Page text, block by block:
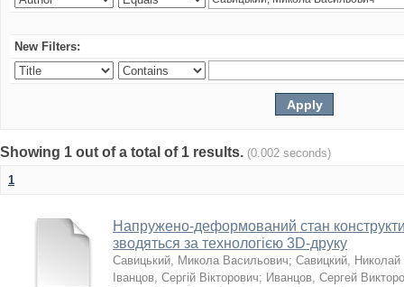
New Filters:
Showing 1 out of a total of 1 results. (0.002 seconds)
1
Напружено-деформований стан
зводяться за технологією 3D-друку
Савицький, Микола Васильович; Савицкий,
Іванцов, Сергій Вікторович; Иванцов, Сергей